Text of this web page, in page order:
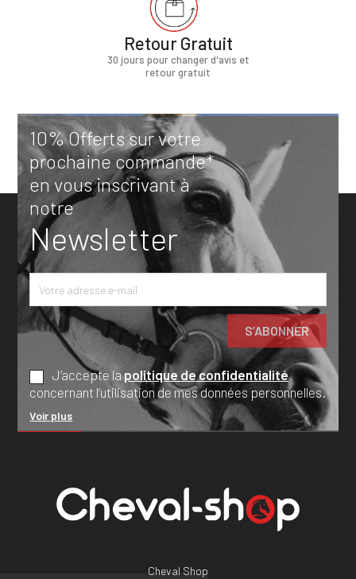
Retour Gratuit
30 jours pour changer d'avis et
retour gratuit
10% Offerts sur votre
prochaine commande*
en vous inscrivant à
notre
Newsletter
J’accepte lapolitique de confidentialité
concernant l’utilisation de mes données personnelles.
Voir plus
Cheval Shop